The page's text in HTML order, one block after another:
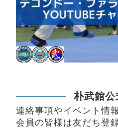
朴武館公
連絡事項やイベント情
会員の皆様は友だち登